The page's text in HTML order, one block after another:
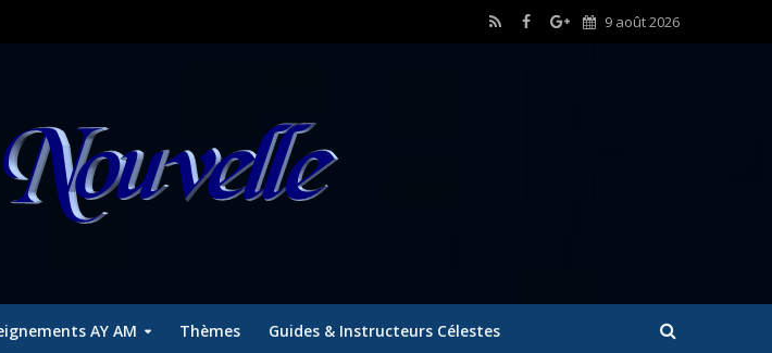
9 août 2026
AY AM Thèmes Guides & Instructeurs Célestes